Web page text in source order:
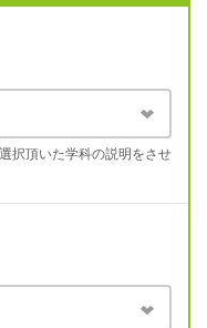
択頂いた学科の説明をさせ